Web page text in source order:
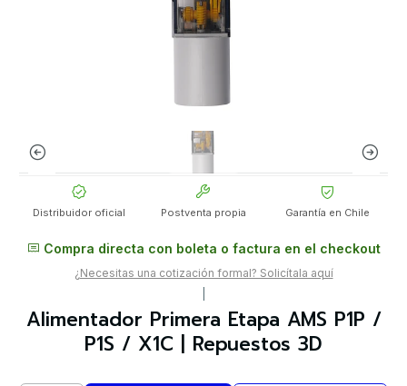
Distribuidor oficial Postventa propia Garantía en Chile
Compra directa con boleta o factura en el checkout
¿Necesitas una cotización formal? Solicítala aquí
Alimentador Primera Etapa AMS P1P /
P1S / X1C | Repuestos 3D